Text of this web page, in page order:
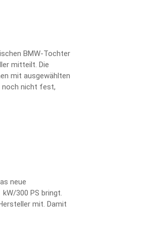
BMW-Tochter
mitteilt. Die
mit ausgewählten
noch nicht fest,
neue
300 PS bringt.
mit. Damit